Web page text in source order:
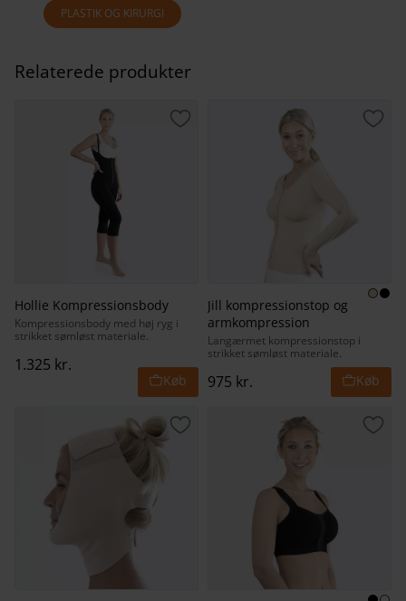
PLASTIK OG KIRURGI
Relaterede produkter
Hollie Kompressionsbody
Kompressionsbody med høj ryg i
strikket sømløst materiale.
1.325 kr.
Gem som favorit
Jill kompressionstop og
armkompression
Langærmet kompressionstop i
strikket sømløst materiale.
975 kr.
Gem som favorit